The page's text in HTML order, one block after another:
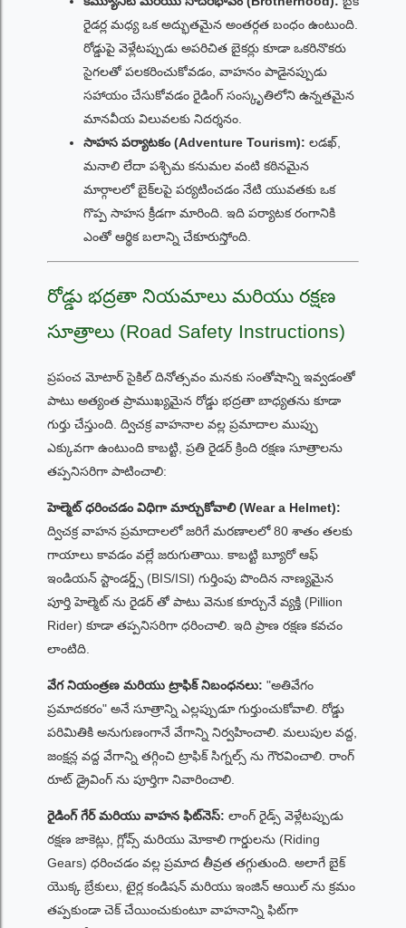
రైడర్ల మధ్య ఒక అద్భుతమైన అంతర్గత బంధం ఉంటుంది.
రోడ్డుపై వెళ్లేటప్పుడు అపరిచిత బైకర్లు కూడా ఒకరినొకరు
సైగలతో పలకరించుకోవడం, వాహనం పాడైనప్పుడు
సహాయం చేసుకోవడం రైడింగ్ సంస్కృతిలోని ఉన్నతమైన
మానవీయ విలువలకు నిదర్శనం.
సాహస పర్యాటకం (Adventure Tourism): లడఖ్,
మనాలి లేదా పశ్చిమ కనుమల వంటి కఠినమైన
మార్గాలలో బైక్‌లపై పర్యటించడం నేటి యువతకు ఒక
గొప్ప సాహస క్రీడగా మారింది. ఇది పర్యాటక రంగానికి
ఎంతో ఆర్థిక బలాన్ని చేకూరుస్తోంది.
రోడ్డు భద్రతా నియమాలు మరియు రక్షణ
సూత్రాలు (Road Safety Instructions)
ప్రపంచ మోటార్ సైకిల్ దినోత్సవం మనకు సంతోషాన్ని ఇవ్వడంతో
పాటు అత్యంత ప్రాముఖ్యమైన రోడ్డు భద్రతా బాధ్యతను కూడా
గుర్తు చేస్తుంది. ద్విచక్ర వాహనాల వల్ల ప్రమాదాల ముప్పు
ఎక్కువగా ఉంటుంది కాబట్టి, ప్రతి రైడర్ క్రింది రక్షణ సూత్రాలను
తప్పనిసరిగా పాటించాలి:
హెల్మెట్ ధరించడం విధిగా మార్చుకోవాలి (Wear a Helmet):
ద్విచక్ర వాహన ప్రమాదాలలో జరిగే మరణాలలో 80 శాతం తలకు
గాయాలు కావడం వల్లే జరుగుతాయి. కాబట్టి బ్యూరో ఆఫ్
ఇండియన్ స్టాండర్డ్స్ (BIS/ISI) గుర్తింపు పొందిన నాణ్యమైన
పూర్తి హెల్మెట్ ను రైడర్ తో పాటు వెనుక కూర్చునే వ్యక్తి (Pillion
Rider) కూడా తప్పనిసరిగా ధరించాలి. ఇది ప్రాణ రక్షణ కవచం
లాంటిది.
వేగ నియంత్రణ మరియు ట్రాఫిక్ నిబంధనలు: "అతివేగం
ప్రమాదకరం" అనే సూత్రాన్ని ఎల్లప్పుడూ గుర్తుంచుకోవాలి. రోడ్డు
పరిమితికి అనుగుణంగానే వేగాన్ని నిర్వహించాలి. మలుపుల వద్ద,
జంక్షన్ల వద్ద వేగాన్ని తగ్గించి ట్రాఫిక్ సిగ్నల్స్ ను గౌరవించాలి. రాంగ్
రూట్ డ్రైవింగ్ ను పూర్తిగా నివారించాలి.
రైడింగ్ గేర్ మరియు వాహన ఫిట్‌నెస్: లాంగ్ రైడ్స్ వెళ్లేటప్పుడు
రక్షణ జాకెట్లు, గ్లోవ్స్ మరియు మోకాలి గార్డులను (Riding
Gears) ధరించడం వల్ల ప్రమాద తీవ్రత తగ్గుతుంది. అలాగే బైక్
యొక్క బ్రేకులు, టైర్ల కండిషన్ మరియు ఇంజిన్ ఆయిల్ ను క్రమం
తప్పకుండా చెక్ చేయించుకుంటూ వాహనాన్ని ఫిట్‌గా